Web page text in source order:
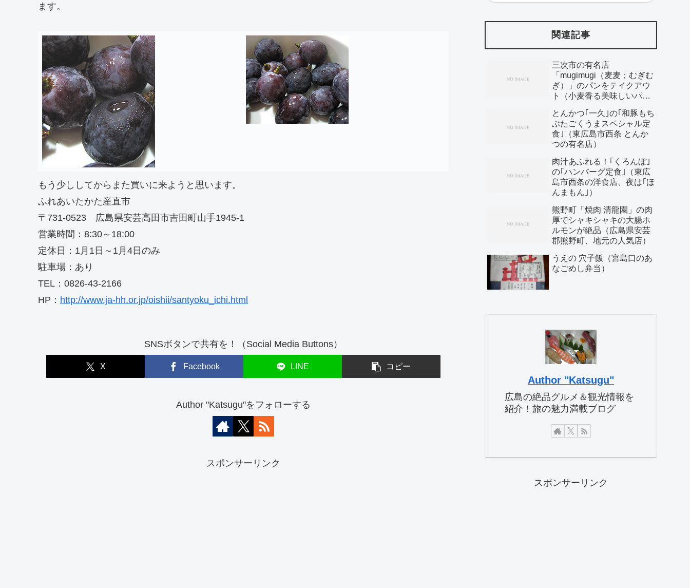
ます。
もう少ししてからまた買いに来ようと思います。
ふれあいたかた産直市
〒731-0523 広島県安芸高田市吉田町山手1945-1
営業時間：8:30～18:00
定休日：1月1日～1月4日のみ
駐車場：あり
TEL：0826-43-2166
HP： http://www.ja-hh.or.jp/oishii/santyoku_ichi.html
SNSボタンで共有を！（Social Media Buttons）
X Facebook LINE コピー
Author "Katsugu"をフォローする
スポンサーリンク
関連記事
三次市の有名店
「mugimugi（麦麦；むぎむ
ぎ）」のパンをテイクアウ
ト（小麦香る美味しいパ
とんかつ｢一久｣の｢和豚もち
ぶたごくうまスペシャル定
食｣（東広島市西条 とんか
つの有名店）
肉汁あふれる！｢くろんぼ｣
の｢ハンバーグ定食｣（東広
島市西条の洋食店、夜は｢ほ
んまもん｣）
熊野町「焼肉 清龍園」の肉
厚でシャキシャキの大腸ホ
ルモンが絶品（広島県安芸
郡熊野町、地元の人気店）
うえの 穴子飯（宮島口のあ
なごめし弁当）
Author "Katsugu"
広島の絶品グルメ＆観光情報を
紹介！旅の魅力満載ブログ
スポンサーリンク